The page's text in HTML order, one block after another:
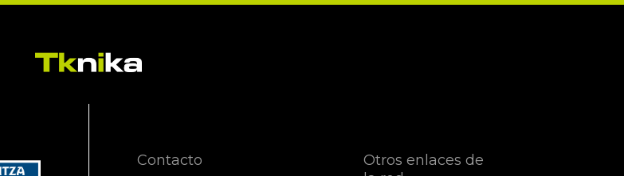
Contacto
Otros enlaces de